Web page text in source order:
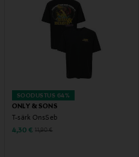
SOODUSTUS 64%
ONLY & SONS
T-särk OnsSeb
Discounted Price
4,30 € Original Price
11,90 €